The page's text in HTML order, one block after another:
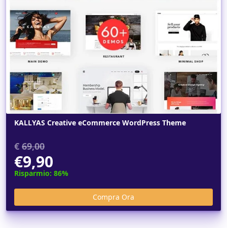
KALLYAS Creative eCommerce WordPress Theme
€ 69,00
€9,90
Risparmio: 86%